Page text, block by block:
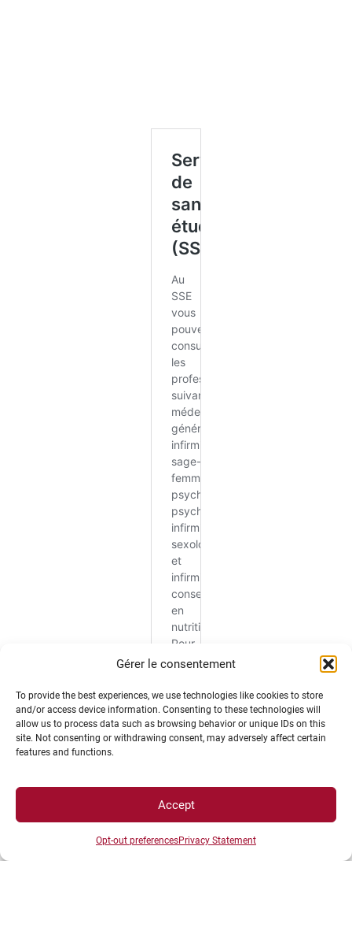
Gérer le consentement
To provide the best experiences, we use technologies like cookies to store
and/or access device information. Consenting to these technologies will
allow us to process data such as browsing behavior or unique IDs on this
site. Not consenting or withdrawing consent, may adversely affect certain
features and functions.
Accept
Opt-out preferencesPrivacy Statement